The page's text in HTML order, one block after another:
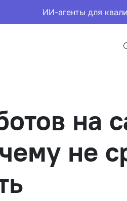
ИИ-агенты для
на
не